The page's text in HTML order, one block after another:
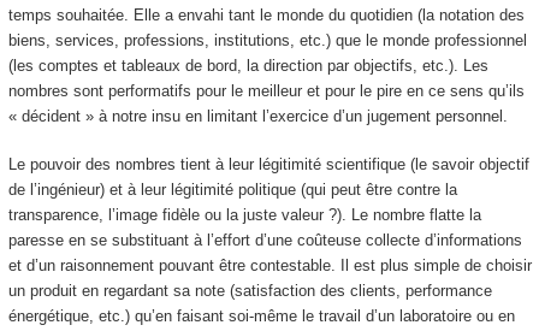
temps souhaitée. Elle a envahi tant le monde du quotidien (la notation des
biens, services, professions, institutions, etc.) que le monde professionnel
(les comptes et tableaux de bord, la direction par objectifs, etc.). Les
nombres sont performatifs pour le meilleur et pour le pire en ce sens qu’ils
« décident » à notre insu en limitant l’exercice d’un jugement personnel.
Le pouvoir des nombres tient à leur légitimité scientifique (le savoir objectif
de l’ingénieur) et à leur légitimité politique (qui peut être contre la
transparence, l’image fidèle ou la juste valeur ?). Le nombre flatte la
paresse en se substituant à l’effort d’une coûteuse collecte d’informations
et d’un raisonnement pouvant être contestable. Il est plus simple de choisir
un produit en regardant sa note (satisfaction des clients, performance
énergétique, etc.) qu’en faisant soi-même le travail d’un laboratoire ou en